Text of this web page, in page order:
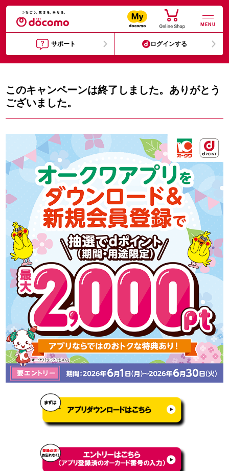
MENU
サポート ログインする
このキャンペーンは終了しました。ありがとう
ございました。